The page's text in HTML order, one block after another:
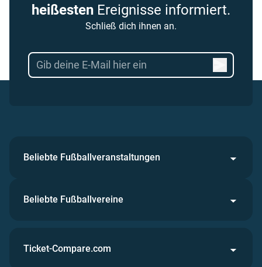
heißesten Ereignisse informiert.
Schließ dich ihnen an.
Beliebte Fußballveranstaltungen
Beliebte Fußballvereine
Ticket-Compare.com